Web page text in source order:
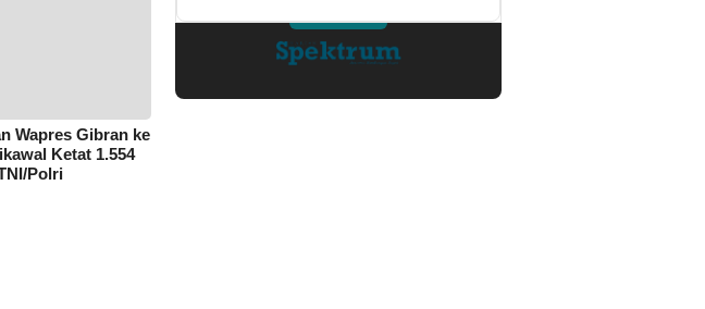
Wapres Gibran ke
Ketat 1.554
Polri